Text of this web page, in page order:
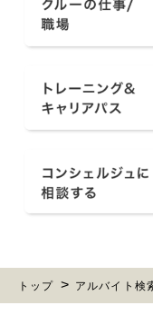
トップ アルバイト検